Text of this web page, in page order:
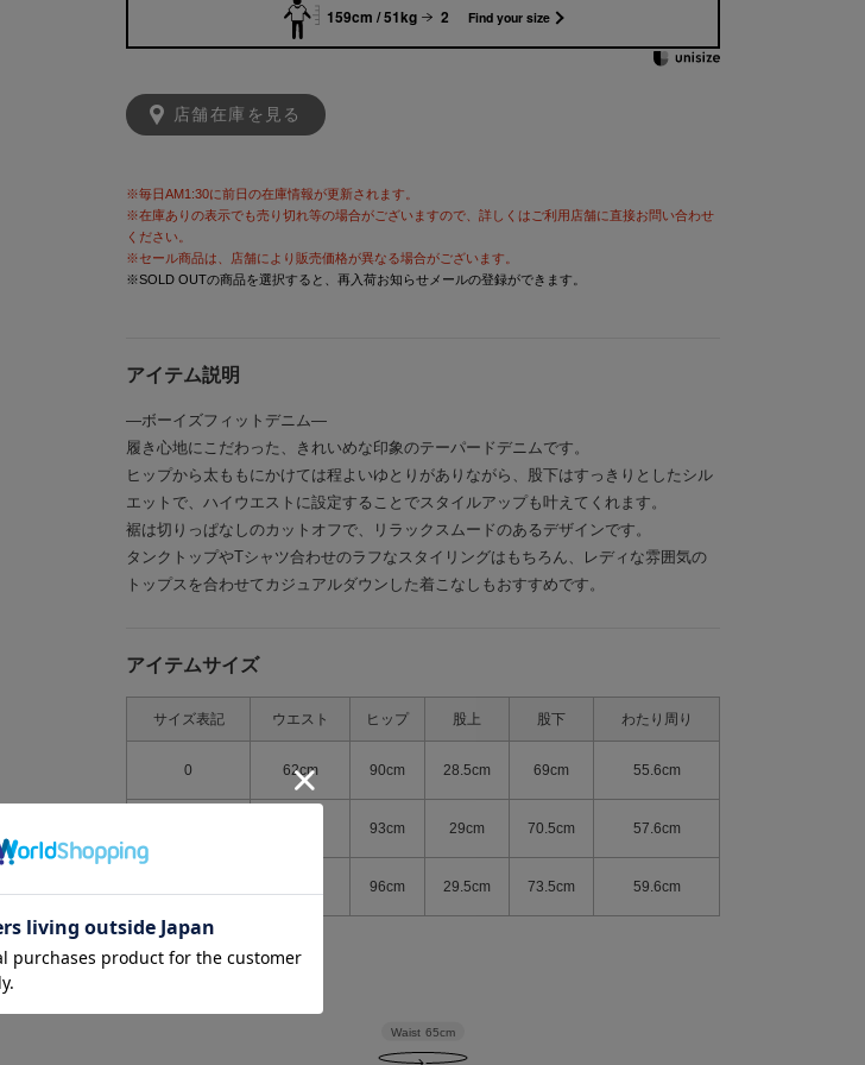
159cm / 51kg 2 Find your size
店舗在庫を見る
※毎日AM1:30に前日の在庫情報が更新されます。
※在庫ありの表示でも売り切れ等の場合がございますので、詳しくはご利用店舗に直接お問い合わせ
ください。
※セール商品は、店舗により販売価格が異なる場合がございます。
※SOLD OUTの商品を選択すると、再入荷お知らせメールの登録ができます。
アイテム説明
―ボーイズフィットデニム―
履き心地にこだわった、きれいめな印象のテーパードデニムです。
ヒップから太ももにかけては程よいゆとりがありながら、股下はすっきりとしたシル
エットで、ハイウエストに設定することでスタイルアップも叶えてくれます。
裾は切りっぱなしのカットオフで、リラックスムードのあるデザインです。
タンクトップやTシャツ合わせのラフなスタイリングはもちろん、レディな雰囲気の
トップスを合わせてカジュアルダウンした着こなしもおすすめです。
アイテムサイズ
サイズ表記 ウエスト ヒップ 股上 股下 わたり周り
0 62cm 90cm 28.5cm 69cm 55.6cm
93cm 29cm 70.5cm 57.6cm
96cm 29.5cm 73.5cm 59.6cm
> 返品について
Waist 65cm